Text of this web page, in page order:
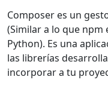
Composer es un
(Similar a lo que npm
Python). Es una
las librerías
incorporar a tu